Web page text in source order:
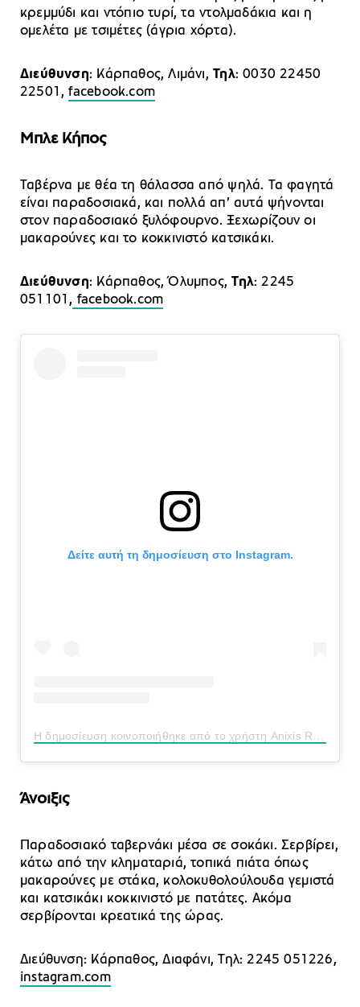
κρεμμύδι και ντόπιο τυρί, τα ντολμαδάκια και η
ομελέτα με τσιμέτες (άγρια χόρτα).
Διεύθυνση: Κάρπαθος, Λιμάνι,Τηλ: 0030 22450
22501,facebook.com
Μπλε Κήπος
Ταβέρνα με θέα τη θάλασσα από ψηλά. Τα φαγητά
είναι παραδοσιακά, και πολλά απ’ αυτά ψήνονται
στον παραδοσιακό ξυλόφουρνο. Ξεχωρίζουν οι
μακαρούνες και το κοκκινιστό κατσικάκι.
Διεύθυνση: Κάρπαθος, Όλυμπος,Τηλ: 2245
051101, facebook.com
Δείτε αυτή τη δημοσίευση στο Instagram.
Η δημοσίευση κοινοποιήθηκε από το χρήστη Anixis Restaurant (@anixisrestaurant)
Άνοιξις
Παραδοσιακό ταβερνάκι μέσα σε σοκάκι. Σερβίρει,
κάτω από την κληματαριά, τοπικά πιάτα όπως
μακαρούνες με στάκα, κολοκυθολούλουδα γεμιστά
και κατσικάκι κοκκινιστό με πατάτες. Ακόμα
σερβίρονται κρεατικά της ώρας.
Διεύθυνση: Κάρπαθος, Διαφάνι, Τηλ: 2245 051226,
instagram.com